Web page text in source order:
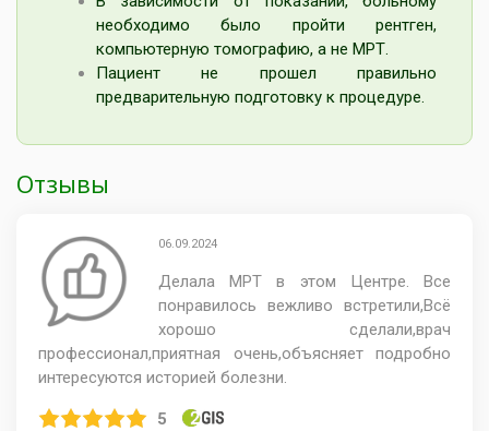
необходимо было пройти рентген,
компьютерную томографию, а не МРТ.
Пациент не прошел правильно
предварительную подготовку к процедуре.
Отзывы
06.09.2024
Делала МРТ в этом Центре. Все
понравилось вежливо встретили,Всё
хорошо сделали,врач
профессионал,приятная очень,объясняет подробно
интересуются историей болезни.
5